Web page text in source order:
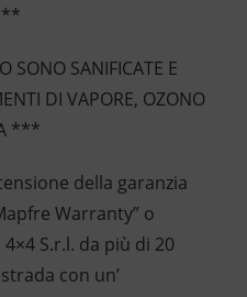
SONO SANIFICATE E
DI VAPORE, OZONO
***
della garanzia
Warranty” o
S.r.l. da più di 20
con un’